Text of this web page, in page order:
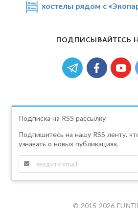
хостелы рядом с
ПОДПИСЫВАЙТЕСЬ
Подписка на RSS рассылку
Подпишитесь на нашу RSS ленту,
узнавать о новых публикациях.
© 2015-2026